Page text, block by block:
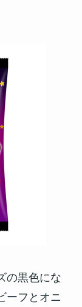
の黒色にな
ーフとオニ